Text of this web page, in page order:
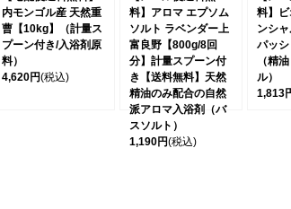
内モンゴル産 天然重
曹【10kg】（計量ス
プーン付き/入浴剤原
料）
4,620円(税込)
料】アロマ エプソム
ソルト ラベンダー上
富良野【800g/8回
分】計量スプーン付
き【送料無料】天然
精油のみ配合の自然
派アロマ入浴剤（バ
スソルト）
1,190円(税込)
料】
ンシ
パッシ
（精
ル）
1,813